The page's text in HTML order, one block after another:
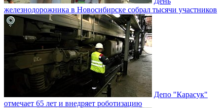
железнодорожника в Новосибирске собрал тысячи участников
Депо "Карасук"
отмечает 65 лет и внедряет роботизацию